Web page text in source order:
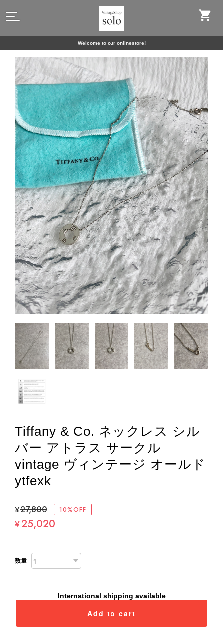
Welcome to our onlinestore!
Tiffany & Co. ネックレス シル
バー アトラス サークル
vintage ヴィンテージ オールド
ytfexk
¥27,800 10%OFF
¥25,020
数量
International shipping available
Add to cart